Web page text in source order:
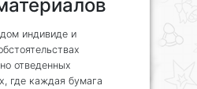
индивиде и
отведенных
где каждая бумага